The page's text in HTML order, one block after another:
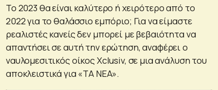
Το 2023 θα είναι καλύτερο ή χειρότερο από το
2022 για το θαλάσσιο εμπόριο; Για να είμαστε
ρεαλιστές κανείς δεν μπορεί με βεβαιότητα να
απαντήσει σε αυτή την ερώτηση, αναφέρει ο
ναυλομεσιτικός οίκος Xclusiv, σε μια ανάλυση του
αποκλειστικά για «ΤΑ ΝΕΑ».